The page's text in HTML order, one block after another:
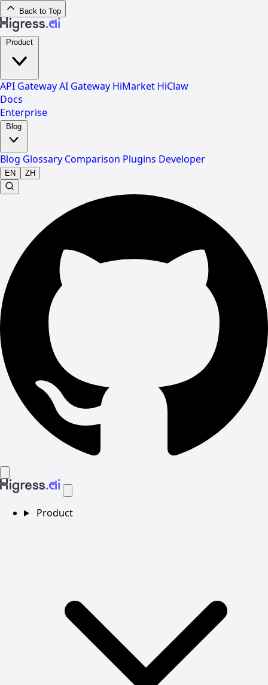
Back to Top
API GatewayAI Gateway HiMarket HiClaw
Docs
Enterprise
Blog Glossary Comparison Plugins Developer
EN ZH
Product